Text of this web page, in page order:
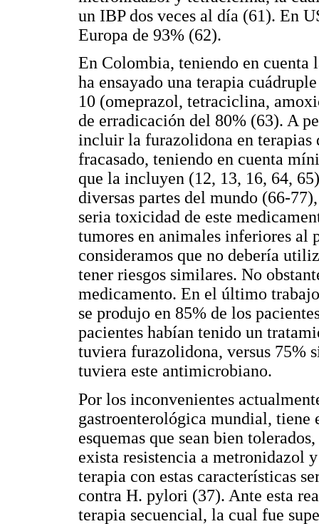
un IBP dos veces al día (61). En
Europa de 93% (62).
En Colombia, teniendo en cuenta
ha ensayado una terapia
10 (omeprazol, tetraciclina,
de erradicación del 80% (63). A
incluir la furazolidona en terapias
fracasado, teniendo en cuenta
que la incluyen (12, 13, 16, 64,
diversas partes del mundo (66-
seria toxicidad de este
tumores en animales inferiores
consideramos que no debería
tener riesgos similares. No
medicamento. En el último
se produjo en 85% de los
pacientes habían tenido un
tuviera furazolidona, versus 75%
tuviera este antimicrobiano.
Por los inconvenientes
gastroenterológica mundial,
esquemas que sean bien
exista resistencia a metronidazol
terapia con estas características
contra H. pylori (37). Ante esta
terapia secuencial, la cual fue